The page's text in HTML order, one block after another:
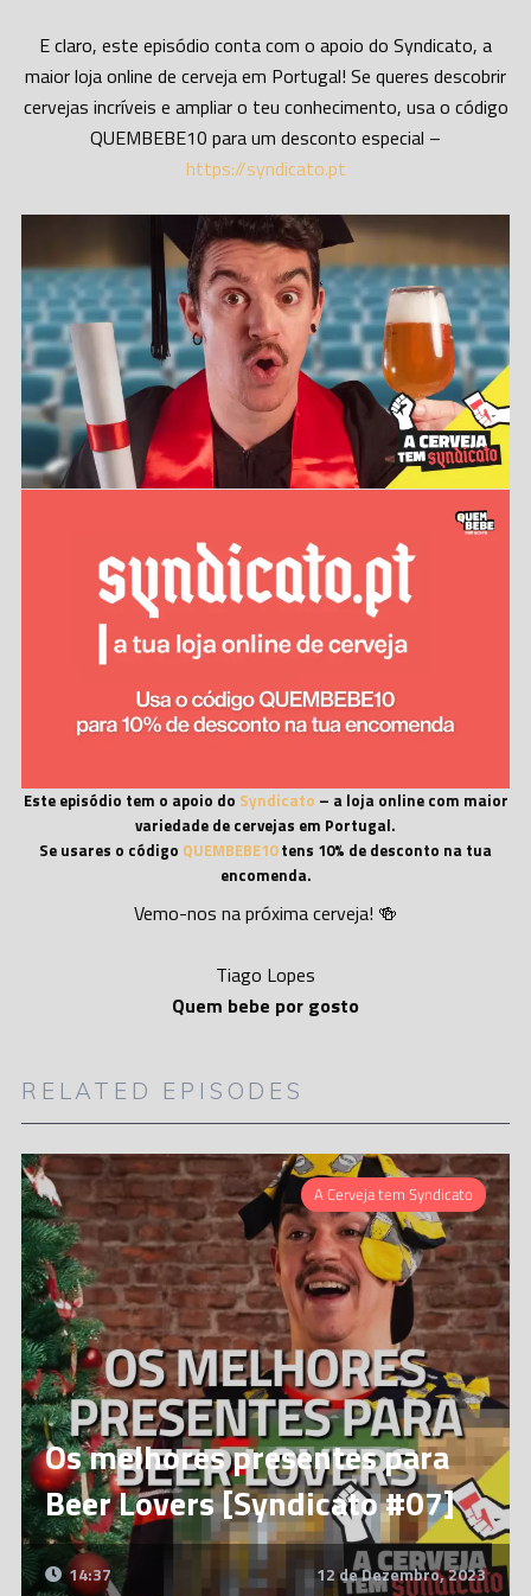
E claro, este episódio conta com o apoio do Syndicato, a
maior loja online de cerveja em Portugal! Se queres descobrir
cervejas incríveis e ampliar o teu conhecimento, usa o código
QUEMBEBE10 para um desconto especial –
https://syndicato.pt
Este episódio tem o apoio do Syndicato – a loja online com maior
variedade de cervejas em Portugal.
Se usares o código QUEMBEBE10tens 10% de desconto na tua
encomenda.
Vemo-nos na próxima cerveja! 🍻
Tiago Lopes
Quem bebe por gosto
RELATED EPISODES
A Cerveja tem Syndicato
Os melhores presentes para
Beer Lovers [Syndicato #07]
14:37 12 de Dezembro, 2023